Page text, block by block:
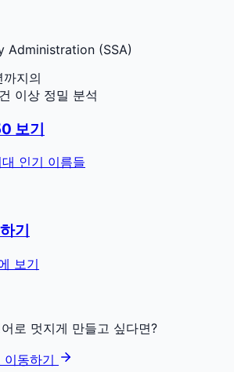
Administration (SSA)
지의
이상 정밀 분석
보기
인기 이름들
기
보기
로 멋지게 만들고 싶다면?
동하기